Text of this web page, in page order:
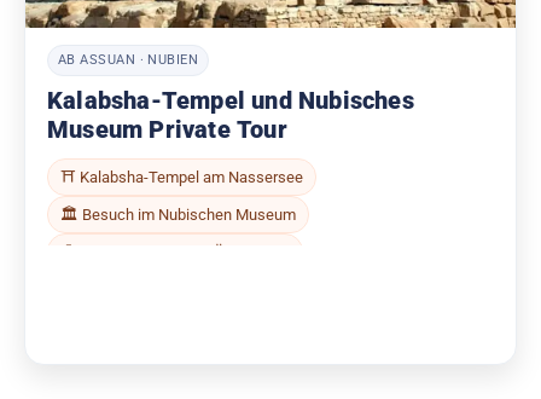
AB ASSUAN · NUBIEN
Kalabsha-Tempel und Nubisches
Museum Private Tour
⛩ Kalabsha-Tempel am Nassersee
🏛 Besuch im Nubischen Museum